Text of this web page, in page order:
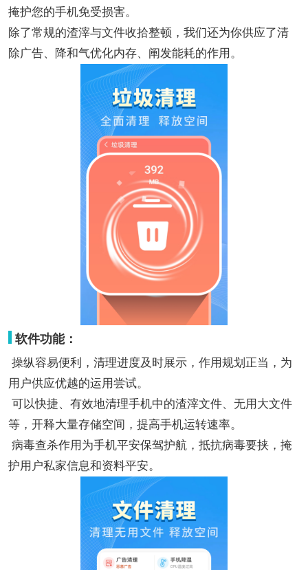
掩护您的手机免受损害。
除了常规的渣滓与文件收拾整顿，我们还为你供应了清
除广告、降和气优化内存、阐发能耗的作用。
软件功能：
操纵容易便利，清理进度及时展示，作用规划正当，为
用户供应优越的运用尝试。
可以快捷、有效地清理手机中的渣滓文件、无用大文件
等，开释大量存储空间，提高手机运转速率。
病毒查杀作用为手机平安保驾护航，抵抗病毒要挟，掩
护用户私家信息和资料平安。